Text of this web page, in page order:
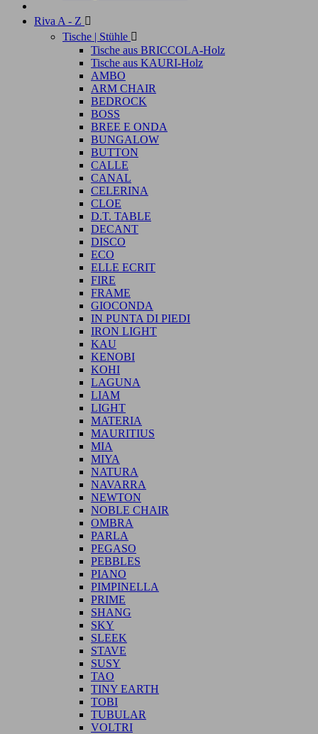
Riva A - Z 
Tische | Stühle 
Tische aus BRICCOLA-Holz
Tische aus KAURI-Holz
AMBO
ARM CHAIR
BEDROCK
BOSS
BREE E ONDA
BUNGALOW
BUTTON
CALLE
CANAL
CELERINA
CLOE
D.T. TABLE
DECANT
DISCO
ECO
ELLE ECRIT
FIRE
FRAME
GIOCONDA
IN PUNTA DI PIEDI
IRON LIGHT
KAU
KENOBI
KOHI
LAGUNA
LIAM
LIGHT
MATERIA
MAURITIUS
MIA
MIYA
NATURA
NAVARRA
NEWTON
NOBLE CHAIR
OMBRA
PARLA
PEGASO
PEBBLES
PIANO
PIMPINELLA
PRIME
SHANG
SKY
SLEEK
STAVE
SUSY
TAO
TINY EARTH
TOBI
TUBULAR
VOLTRI